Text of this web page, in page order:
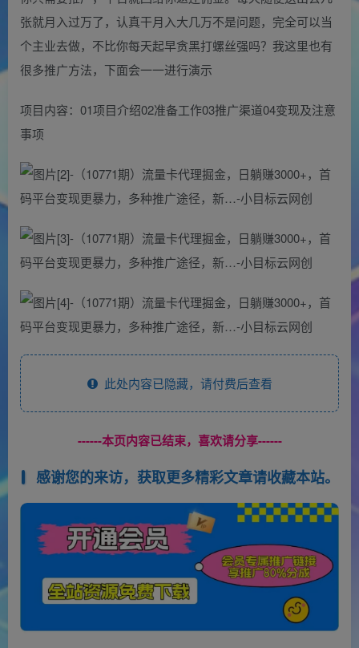
张就月入过万了，认真干月入大几万不是问题，完全可以当
个主业去做，不比你每天起早贪黑打螺丝强吗？我这里也有
很多推广方法，下面会一一进行演示
项目内容：01项目介绍02准备工作03推广渠道04变现及注意
事项
此处内容已隐藏，请付费后查看
------本页内容已结束，喜欢请分享------
感谢您的来访，获取更多精彩文章请收藏本站。